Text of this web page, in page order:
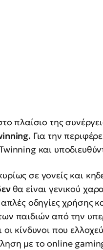
πλαίσιο της
Για την
και
σε γονείς και
θα είναι γενικού
οδηγίες χρήσης
παιδιών από την
κίνδυνοι που
με το online